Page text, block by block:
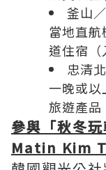
釜山
當地直航
道住宿（
忠清
一晚或以
旅遊產品
參與「秋冬
Matin Kim